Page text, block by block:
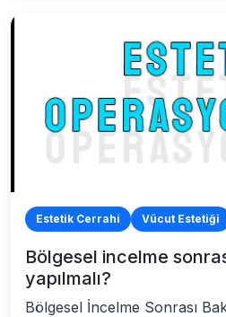
Estetik Cerrahi Vücut Estetiği
Bölgesel incelme
yapılmalı?
Bölgesel İncelme Sonrası